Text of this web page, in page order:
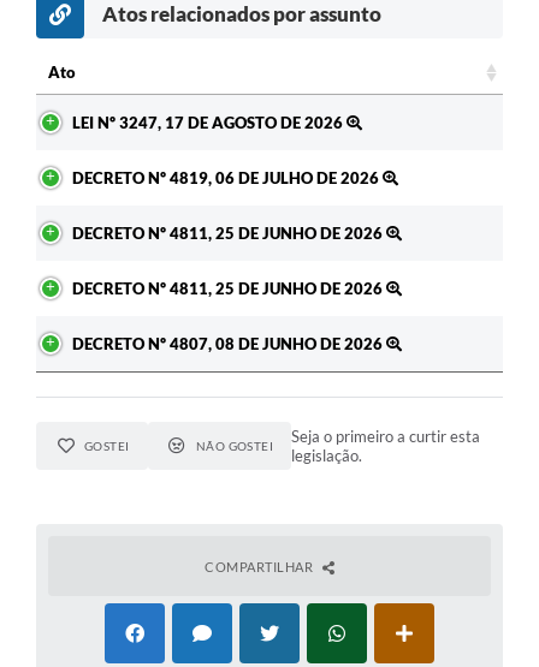
Atos relacionados por assunto
Ato
LEI Nº 3247, 17 DE AGOSTO DE 2026
DECRETO Nº 4819, 06 DE JULHO DE 2026
DECRETO Nº 4811, 25 DE JUNHO DE 2026
DECRETO Nº 4811, 25 DE JUNHO DE 2026
DECRETO Nº 4807, 08 DE JUNHO DE 2026
GOSTEI NÃO GOSTEI
Seja o primeiro a curtir esta
legislação.
COMPARTILHAR